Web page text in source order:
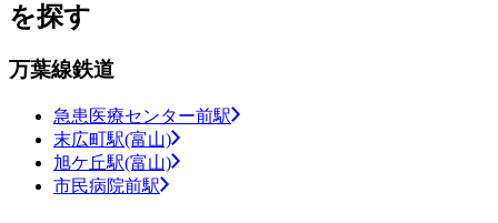
を探す
万葉線鉄道
急患医療センター前駅
末広町駅(富山)
旭ケ丘駅(富山)
市民病院前駅